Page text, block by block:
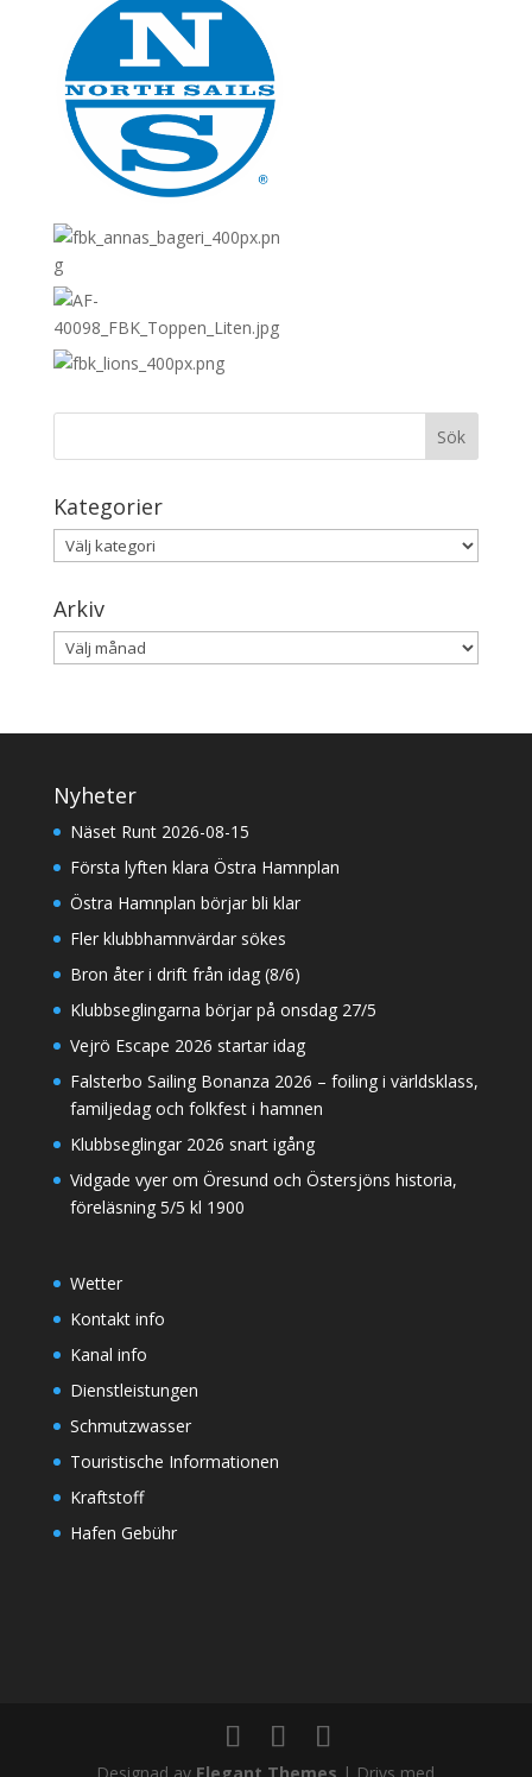
Kategorier
Kategorier
Arkiv
Arkiv
Nyheter
Näset Runt 2026-08-15
Första lyften klara Östra Hamnplan
Östra Hamnplan börjar bli klar
Fler klubbhamnvärdar sökes
Bron åter i drift från idag (8/6)
Klubbseglingarna börjar på onsdag 27/5
Vejrö Escape 2026 startar idag
Falsterbo Sailing Bonanza 2026 – foiling i världsklass,
familjedag och folkfest i hamnen
Klubbseglingar 2026 snart igång
Vidgade vyer om Öresund och Östersjöns historia,
föreläsning 5/5 kl 1900
Wetter
Kontakt info
Kanal info
Dienstleistungen
Schmutzwasser
Touristische Informationen
Kraftstoff
Hafen Gebühr